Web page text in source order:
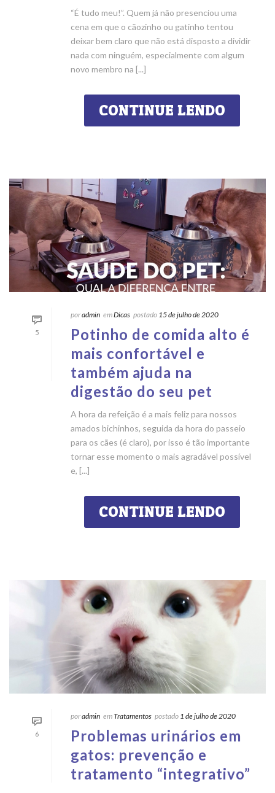
“É tudo meu!”. Quem já não presenciou uma
cena em que o cãozinho ou gatinho tentou
deixar bem claro que não está disposto a dividir
nada com ninguém, especialmente com algum
novo membro na [...]
CONTINUE LENDO
5
poradmin emDicas postado 15 de julho de 2020
Potinho de comida alto é
mais confortável e
também ajuda na
digestão do seu pet
A hora da refeição é a mais feliz para nossos
amados bichinhos, seguida da hora do passeio
para os cães (é claro), por isso é tão importante
tornar esse momento o mais agradável possível
e, [...]
CONTINUE LENDO
6
poradmin emTratamentos postado 1 de julho de 2020
Problemas urinários em
gatos: prevenção e
tratamento “integrativo”